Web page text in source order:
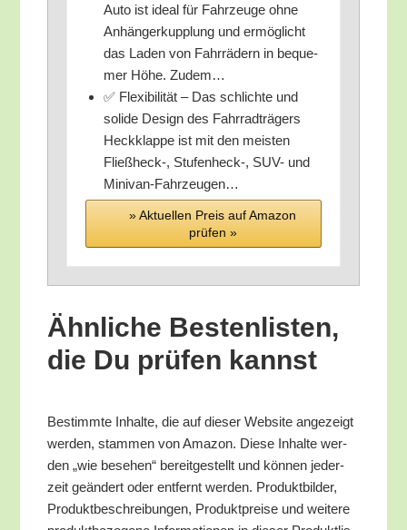
Auto ist ide­al für Fahr­zeu­ge ohne
Anhän­ger­kupp­lung und ermög­licht
das Laden von Fahr­rä­dern in beque­
mer Höhe. Zudem…
✅ Fle­xi­bi­li­tät – Das schlich­te und
soli­de Design des Fahr­rad­trä­gers
Heck­klap­pe ist mit den meis­ten
Fließheck‑, Stufenheck‑, SUV- und
Minivan-Fahrzeugen…
» Aktu­el­len Preis auf Ama­zon
prü­fen »
Ähn­li­che Bes­ten­lis­ten,
die Du prü­fen kannst
Bestimm­te Inhal­te, die auf die­ser Web­site ange­zeigt
wer­den, stam­men von Ama­zon. Die­se Inhal­te wer­
den „wie bese­hen“ bereit­ge­stellt und kön­nen jeder­
zeit geän­dert oder ent­fernt wer­den. Pro­dukt­bil­der,
Pro­dukt­be­schrei­bun­gen, Pro­dukt­prei­se und wei­te­re